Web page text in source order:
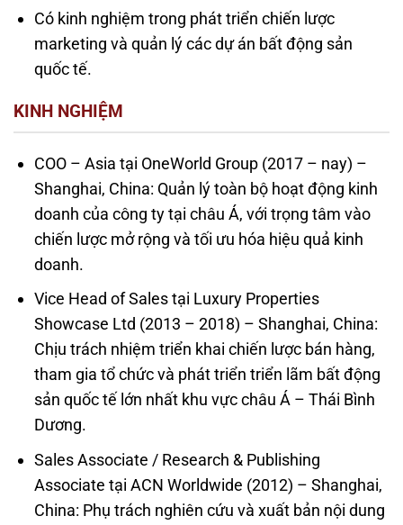
Có kinh nghiệm trong phát triển chiến lược
marketing và quản lý các dự án bất động sản
quốc tế.
KINH NGHIỆM
COO – Asia tại OneWorld Group (2017 – nay) –
Shanghai, China: Quản lý toàn bộ hoạt động kinh
doanh của công ty tại châu Á, với trọng tâm vào
chiến lược mở rộng và tối ưu hóa hiệu quả kinh
doanh.
Vice Head of Sales tại Luxury Properties
Showcase Ltd (2013 – 2018) – Shanghai, China:
Chịu trách nhiệm triển khai chiến lược bán hàng,
tham gia tổ chức và phát triển triển lãm bất động
sản quốc tế lớn nhất khu vực châu Á – Thái Bình
Dương.
Sales Associate / Research & Publishing
Associate tại ACN Worldwide (2012) – Shanghai,
China: Phụ trách nghiên cứu và xuất bản nội dung